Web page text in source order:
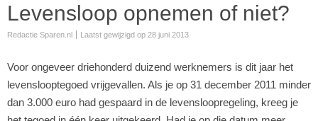
Levensloop opnemen of niet?
Redactie Sparen.nl Laatst gewijzigd op 28 juni 2013
Voor ongeveer driehonderd duizend werknemers is dit jaar het
levenslooptegoed vrijgevallen. Als je op 31 december 2011 minder
dan 3.000 euro had gespaard in de levensloopregeling, kreeg je